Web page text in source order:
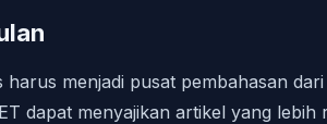
harus menjadi pusat pembahasan
dapat menyajikan artikel yang